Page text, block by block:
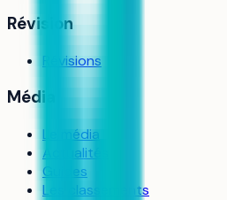
Révision
Révisions
Média
Le média
Actualités
Guides
Les classements